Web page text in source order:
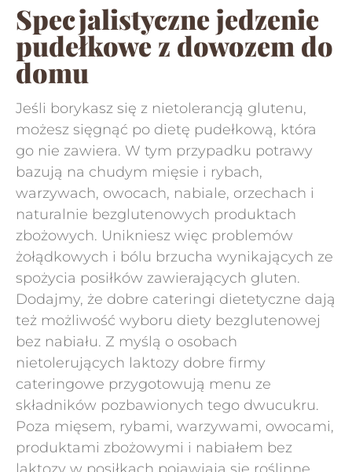
Specjalistyczne jedzenie
pudełkowe z dowozem do
domu
Jeśli borykasz się z nietolerancją glutenu,
możesz sięgnąć po dietę pudełkową, która
go nie zawiera. W tym przypadku potrawy
bazują na chudym mięsie i rybach,
warzywach, owocach, nabiale, orzechach i
naturalnie bezglutenowych produktach
zbożowych. Unikniesz więc problemów
żołądkowych i bólu brzucha wynikających ze
spożycia posiłków zawierających gluten.
Dodajmy, że dobre cateringi dietetyczne dają
też możliwość wyboru diety bezglutenowej
bez nabiału. Z myślą o osobach
nietolerujących laktozy dobre firmy
cateringowe przygotowują menu ze
składników pozbawionych tego dwucukru.
Poza mięsem, rybami, warzywami, owocami,
produktami zbożowymi i nabiałem bez